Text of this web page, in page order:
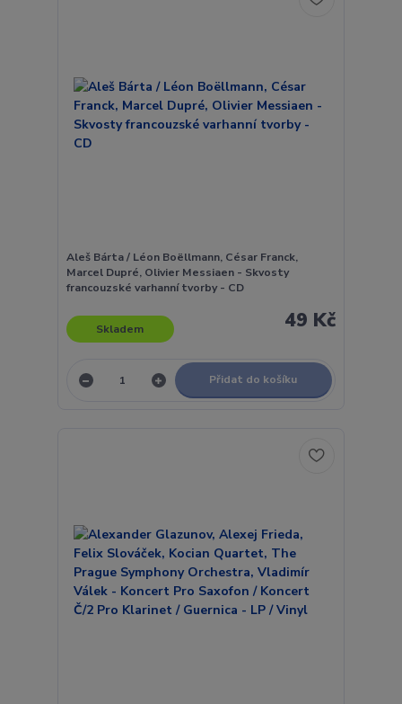
Aleš Bárta / Léon Boëllmann, César Franck,
Marcel Dupré, Olivier Messiaen - Skvosty
francouzské varhanní tvorby - CD
49 Kč
Skladem
Přidat do košíku